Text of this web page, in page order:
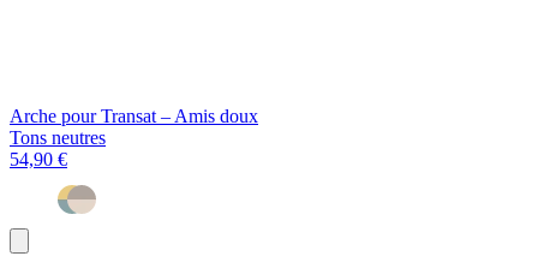
Arche pour Transat – Amis doux
Tons neutres
54,90 €
au